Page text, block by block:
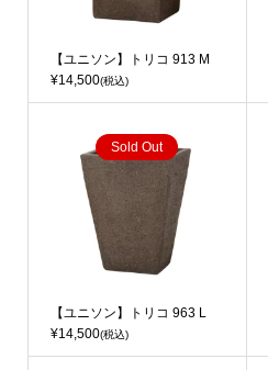
【ユニソン】トリコ 913 M
¥14,500(税込)
Sold Out
【ユニソン】トリコ 963 L
¥14,500(税込)